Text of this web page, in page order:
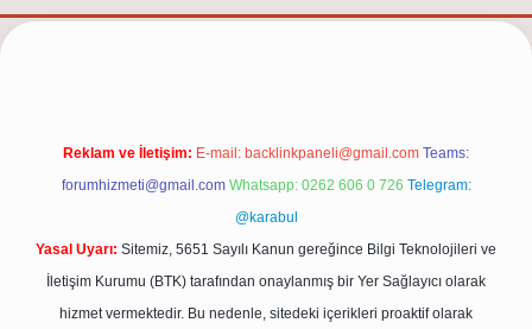
güncel adresihttps://tulipbett.net/
Reklam ve İletişim: E-mail: backlinkpaneli@gmail.com Teams:
forumhizmeti@gmail.com Whatsapp: 0262 606 0 726 Telegram:
@karabul
Yasal Uyarı: Sitemiz, 5651 Sayılı Kanun gereğince Bilgi Teknolojileri ve
İletişim Kurumu (BTK) tarafından onaylanmış bir Yer Sağlayıcı olarak
hizmet vermektedir. Bu nedenle, sitedeki içerikleri proaktif olarak